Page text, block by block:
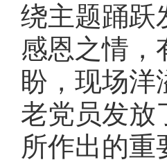
绕主题踊跃
感恩之情，
盼，现场洋
老党员发放
所作出的重